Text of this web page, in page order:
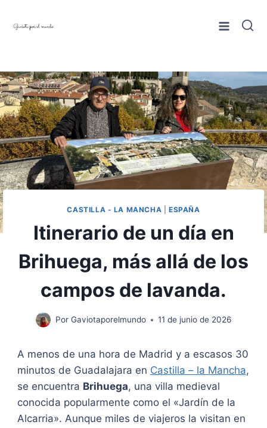
CASTILLA - LA MANCHA |ESPAÑA
Itinerario de un día en
Brihuega, más allá de los
campos de lavanda.
Por Gaviotaporelmundo 11 de junio de 2026
A menos de una hora de Madrid y a escasos 30
minutos de Guadalajara en Castilla – la Mancha,
se encuentra Brihuega, una villa medieval
conocida popularmente como el «Jardín de la
Alcarria». Aunque miles de viajeros la visitan en